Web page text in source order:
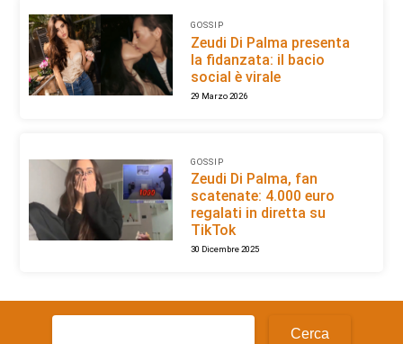
GOSSIP
Zeudi Di Palma presenta
la fidanzata: il bacio
social è virale
29 Marzo 2026
GOSSIP
Zeudi Di Palma, fan
scatenate: 4.000 euro
regalati in diretta su
TikTok
30 Dicembre 2025